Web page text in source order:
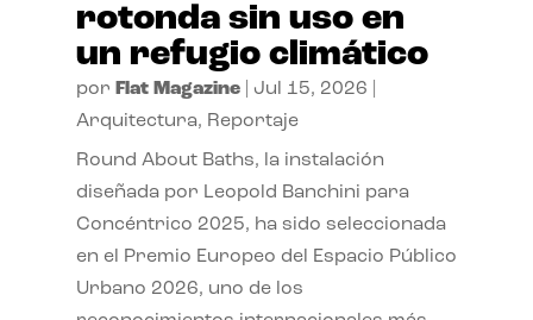
rotonda sin uso en
un refugio climático
por Flat Magazine| Jul 15, 2026
Arquitectura, Reportaje
Round About Baths, la instalación
diseñada por Leopold Banchini para
Concéntrico 2025, ha sido seleccionada
en el Premio Europeo del Espacio Público
Urbano 2026, uno de los